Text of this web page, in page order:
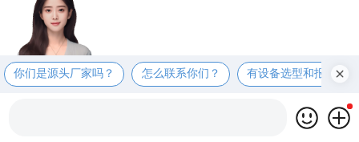
你们是源头厂家吗？ 怎么联系你们？ 有设备选型和报价表